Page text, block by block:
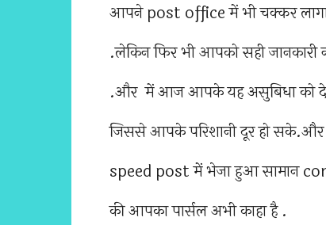
आपने post office में भी चक्कर
.लेकिन फिर भी आपको सही जानकारी
.और में आज आपके यह असुबिधा को
जिससे आपके परिशानी दूर हो
speed post में भेजा हुआ सामान
की आपका पार्सल अभी काहा है .